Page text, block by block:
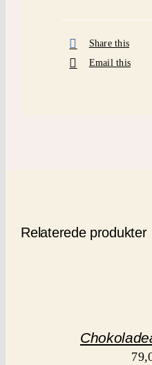
Share this
Email this
Relaterede produkter